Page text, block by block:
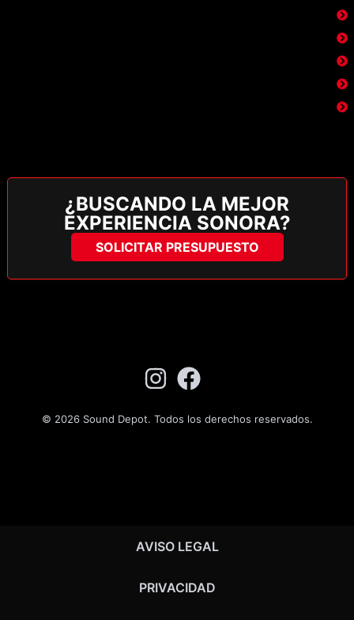
¿BUSCANDO LA MEJOR
EXPERIENCIA SONORA?
SOLICITAR PRESUPUESTO
© 2026 Sound Depot. Todos los derechos reservados.
AVISO LEGAL
PRIVACIDAD